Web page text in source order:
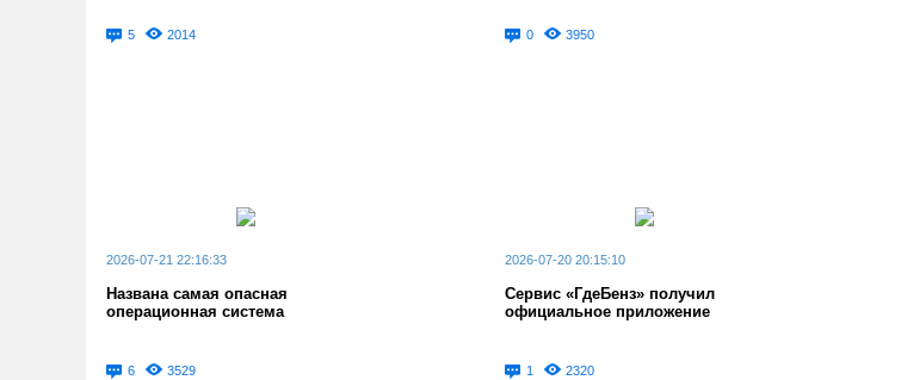
5 2014 0 3950
2026-07-21 22:16:33
Названа самая опасная
операционная система
6 3529
2026-07-20 20:15:10
Сервис «ГдеБенз» получил
официальное приложение
1 2320